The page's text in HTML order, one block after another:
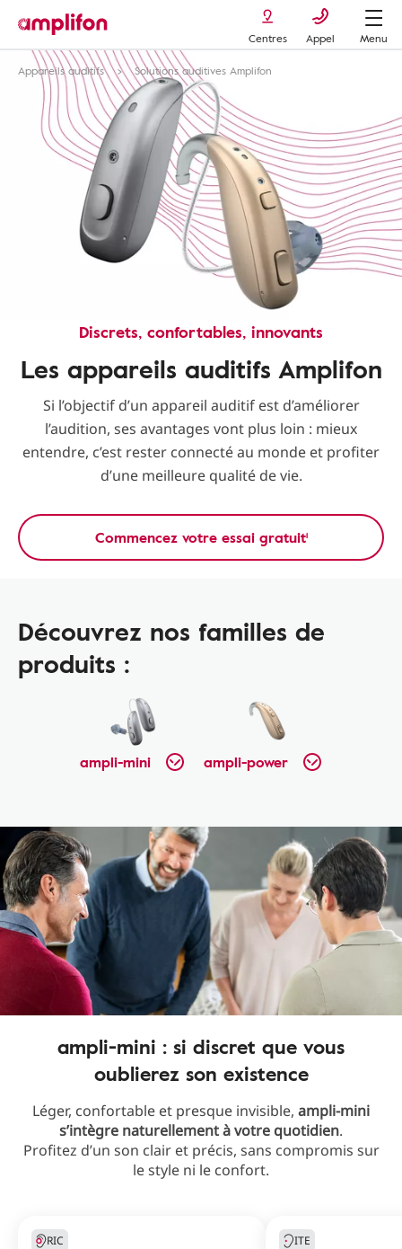
Centres Appel
Menu
Appareils auditifs
Solutions auditives Amplifon
Discrets, confortables, innovants
Les appareils auditifs Amplifon
Si l’objectif d’un appareil auditif est d’améliorer
l’audition, ses avantages vont plus loin : mieux
entendre, c’est rester connecté au monde et profiter
d’une meilleure qualité de vie.
Commencez votre essai gratuit¹
Découvrez nos familles de
produits :
ampli-mini ampli-power
ampli-mini : si discret que vous
oublierez son existence
Léger, confortable et presque invisible, ampli-mini
s’intègre naturellement à votre quotidien.
Profitez d’un son clair et précis, sans compromis sur
le style ni le confort.
RIC ITE